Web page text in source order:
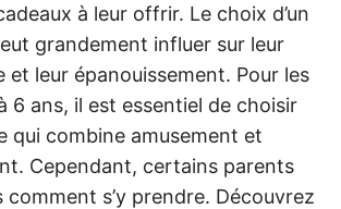
à leur offrir. Le choix d’un
grandement influer sur leur
et leur épanouissement. Pour les
6 ans, il est essentiel de choisir
qui combine amusement et
Cependant, certains parents
comment s’y prendre. Découvrez